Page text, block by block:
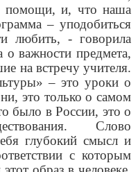
помощи, и, что наша
– уподобиться
любить, - говорила
о важности предмета,
на встречу учителя.
– это уроки о
это только о самом
было в России, это о
Слово
глубокий смысл и
с которым